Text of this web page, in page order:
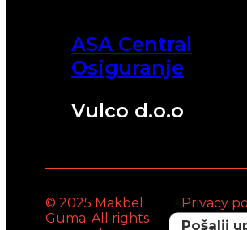
ASA Central
Osiguranje
Vulco d.o.o
© 2025 Makbel
Guma. All rights
Privacy
Pošalji